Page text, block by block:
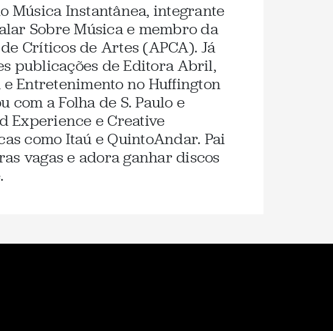
Música Instantânea, integrante
Sobre Música e membro da
Críticos de Artes (APCA). Já
publicações de Editora Abril,
Entretenimento no Huffington
com a Folha de S. Paulo e
Experience e Creative
como Itaú e QuintoAndar. Pai
vagas e adora ganhar discos